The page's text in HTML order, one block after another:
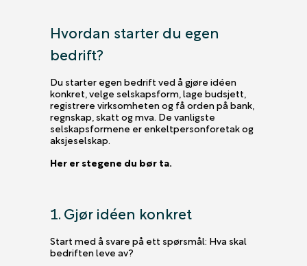
Hvordan starter du egen
bedrift?
Du starter egen bedrift ved å gjøre idéen
konkret, velge selskapsform, lage budsjett,
registrere virksomheten og få orden på bank,
regnskap, skatt og mva. De vanligste
selskapsformene er enkeltpersonforetak og
aksjeselskap.
Her er stegene du bør ta.
1. Gjør idéen konkret
Start med å svare på ett spørsmål: Hva skal
bedriften leve av?